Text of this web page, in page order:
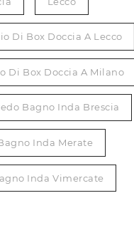
Di Box Doccia A Lecco
Di Box Doccia A Milano
Bagno Inda Brescia
Inda Merate
Inda Vimercate